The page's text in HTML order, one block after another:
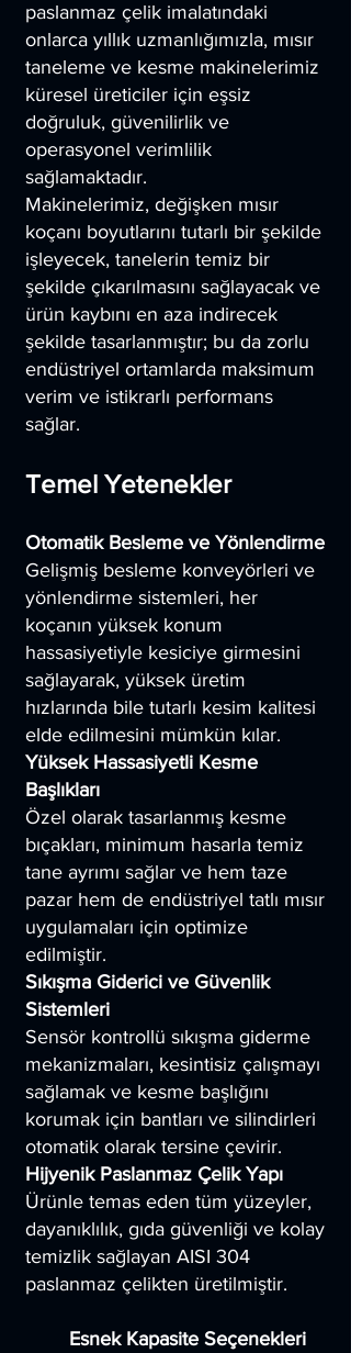
paslanmaz çelik imalatındaki
onlarca yıllık uzmanlığımızla, mısır
taneleme ve kesme makinelerimiz
küresel üreticiler için eşsiz
doğruluk, güvenilirlik ve
operasyonel verimlilik
sağlamaktadır.
Makinelerimiz, değişken mısır
koçanı boyutlarını tutarlı bir şekilde
işleyecek, tanelerin temiz bir
şekilde çıkarılmasını sağlayacak ve
ürün kaybını en aza indirecek
şekilde tasarlanmıştır; bu da zorlu
endüstriyel ortamlarda maksimum
verim ve istikrarlı performans
sağlar.
Temel Yetenekler
Otomatik Besleme ve Yönlendirme
Gelişmiş besleme konveyörleri ve
yönlendirme sistemleri, her
koçanın yüksek konum
hassasiyetiyle kesiciye girmesini
sağlayarak, yüksek üretim
hızlarında bile tutarlı kesim kalitesi
elde edilmesini mümkün kılar.
Yüksek Hassasiyetli Kesme
Başlıkları
Özel olarak tasarlanmış kesme
bıçakları, minimum hasarla temiz
tane ayrımı sağlar ve hem taze
pazar hem de endüstriyel tatlı mısır
uygulamaları için optimize
edilmiştir.
Sıkışma Giderici ve Güvenlik
Sistemleri
Sensör kontrollü sıkışma giderme
mekanizmaları, kesintisiz çalışmayı
sağlamak ve kesme başlığını
korumak için bantları ve silindirleri
otomatik olarak tersine çevirir.
Hijyenik Paslanmaz Çelik Yapı
Ürünle temas eden tüm yüzeyler,
dayanıklılık, gıda güvenliği ve kolay
temizlik sağlayan AISI 304
paslanmaz çelikten üretilmiştir.
Esnek Kapasite Seçenekleri